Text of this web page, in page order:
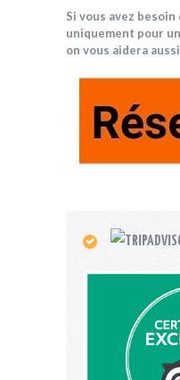
Si vous avez besoin
uniquement pour
on vous aidera